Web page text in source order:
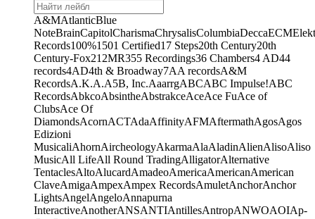
A&MAtlanticBlue
NoteBrainCapitolCharismaChrysalisColumbiaDeccaECM
Records100%1501 Certified17 Steps20th Century20th
Century-Fox21 2MR355 Recordings36 Chambers4 AD44
records4AD4th & Broadway7AA recordsA&M
RecordsA.K.A.A5B, Inc.AaarrgABCABC Impulse!ABC
RecordsAbkcoAbsintheAbstrakceAceAce FuAce of
ClubsAce Of
DiamondsAcornACTAdaAffinityAFMAftermathAgosAgos
Edizioni
MusicaliAhornAircheologyAkarmaAlaAladinAlienAlisoAliso
MusicAll LifeAll Round TradingAlligatorAlternative
TentaclesAltoAlucardAmadeoAmericaAmericanAmerican
ClaveAmigaAmpexAmpex RecordsAmuletAnchorAnchor
LightsAngelAngeloAnnapurna
InteractiveAnotherANSANTIAntillesAntropANWOAOIAp-